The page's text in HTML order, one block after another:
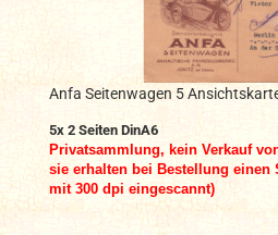
Anfa Seitenwagen 5
5x 2 Seiten DinA6
Privatsammlung, kein Verkauf
sie erhalten bei Bestellung einen
mit 300 dpi eingescannt)